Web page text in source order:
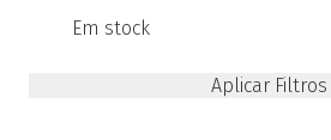
Advantage
Em stock